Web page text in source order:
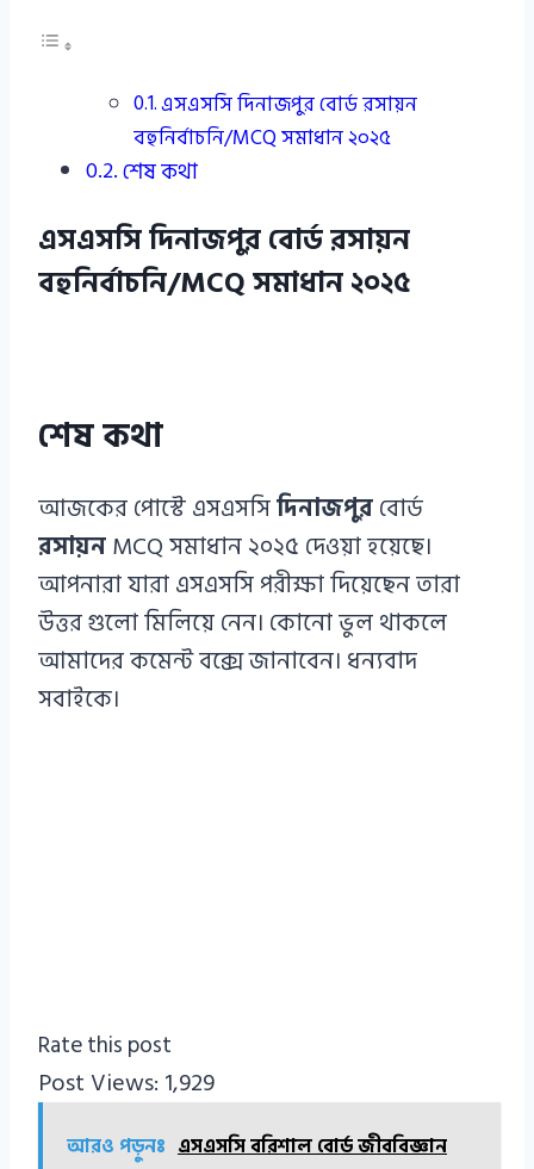
এসএসসি দিনাজপুর বোর্ড রসায়ন
বহুনির্বাচনি/MCQ সমাধান ২০২৫
শেষ কথা
এসএসসি দিনাজপুর বোর্ড রসায়ন
বহুনির্বাচনি/MCQ সমাধান ২০২৫
শেষ কথা
আজকের পোস্টে এসএসসিদিনাজপুরবোর্ড
রসায়নMCQ সমাধান ২০২৫ দেওয়া হয়েছে।
আপনারা যারা এসএসসি পরীক্ষা দিয়েছেন তারা
উত্তর গুলো মিলিয়ে নেন। কোনো ভুল থাকলে
আমাদের কমেন্ট বক্সে জানাবেন। ধন্যবাদ
সবাইকে।
Rate this post
Post Views: 1,929
আরও পড়ুনঃ এসএসসি বরিশাল বোর্ড জীববিজ্ঞান